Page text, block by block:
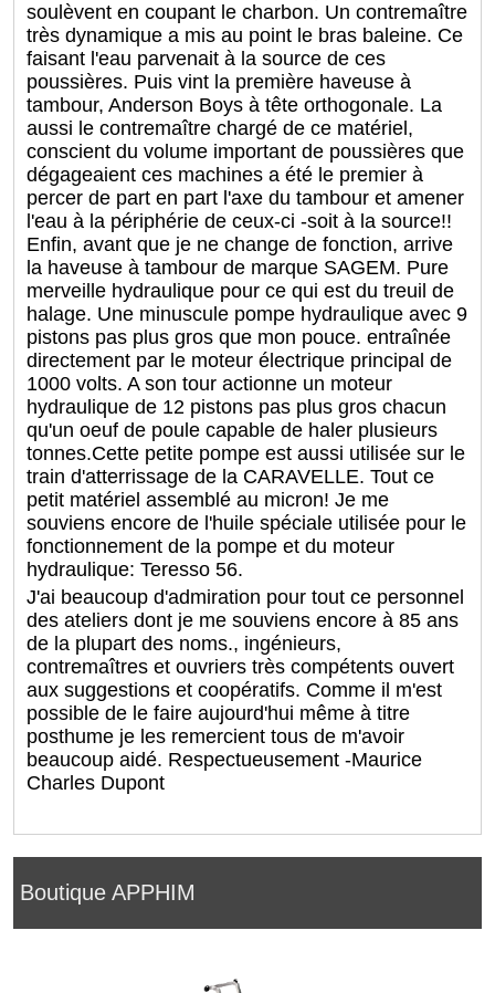
Boutique APPHIM
soulèvent en coupant le charbon. Un contremaître
très dynamique a mis au point le bras baleine. Ce
faisant l'eau parvenait à la source de ces
poussières. Puis vint la première haveuse à
tambour, Anderson Boys à tête orthogonale. La
aussi le contremaître chargé de ce matériel,
conscient du volume important de poussières que
dégageaient ces machines a été le premier à
percer de part en part l'axe du tambour et amener
l'eau à la périphérie de ceux-ci -soit à la source!!
Enfin, avant que je ne change de fonction, arrive
la haveuse à tambour de marque SAGEM. Pure
merveille hydraulique pour ce qui est du treuil de
halage. Une minuscule pompe hydraulique avec 9
pistons pas plus gros que mon pouce. entraînée
directement par le moteur électrique principal de
1000 volts. A son tour actionne un moteur
hydraulique de 12 pistons pas plus gros chacun
qu'un oeuf de poule capable de haler plusieurs
tonnes.Cette petite pompe est aussi utilisée sur le
train d'atterrissage de la CARAVELLE. Tout ce
petit matériel assemblé au micron! Je me
souviens encore de l'huile spéciale utilisée pour le
fonctionnement de la pompe et du moteur
hydraulique: Teresso 56.
J'ai beaucoup d'admiration pour tout ce personnel
des ateliers dont je me souviens encore à 85 ans
de la plupart des noms., ingénieurs,
contremaîtres et ouvriers très compétents ouvert
aux suggestions et coopératifs. Comme il m'est
possible de le faire aujourd'hui même à titre
posthume je les remercient tous de m'avoir
beaucoup aidé. Respectueusement -Maurice
Charles Dupont